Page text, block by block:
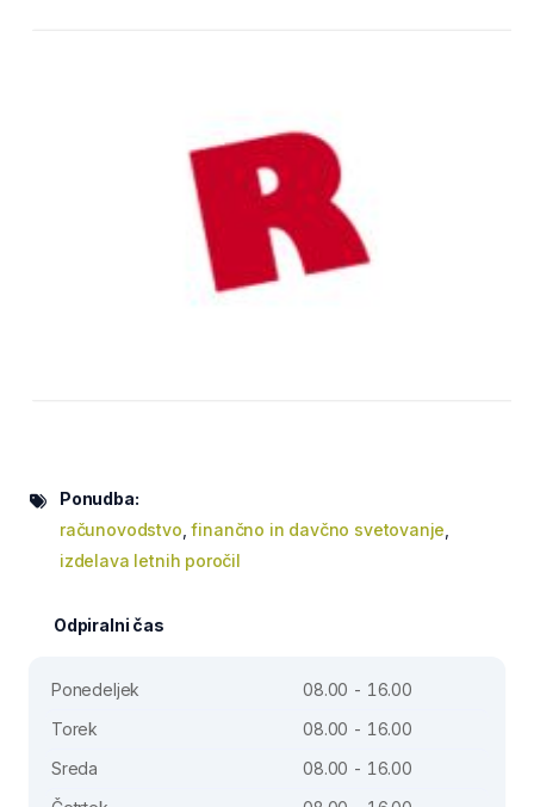
Ponudba:
računovodstvo ,finančno in davčno svetovanje
izdelava letnih poročil
Odpiralni čas
Ponedeljek
08.00 - 16.00
Torek
08.00 - 16.00
Sreda
08.00 - 16.00